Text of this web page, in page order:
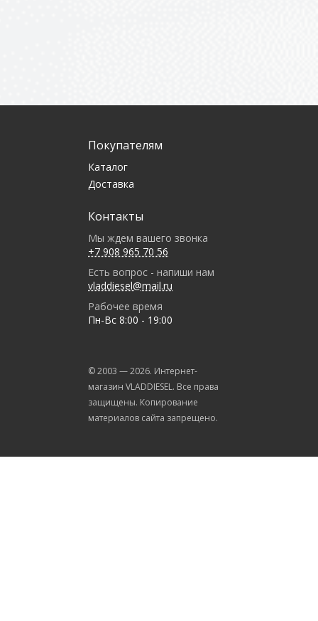
Покупателям
Каталог
Доставка
Контакты
Мы ждем вашего звонка
+7 908 965 70 56
Есть вопрос - напиши нам
vladdiesel@mail.ru
Рабочее время
Пн-Вс 8:00 - 19:00
© 2003 —2026. Интернет-
магазин VLADDIESEL. Все права
защищены. Копирование
материалов сайта запрещено.